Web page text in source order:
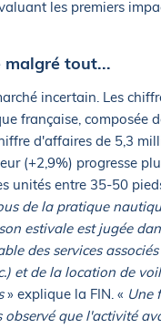
les premiers
malgré tout...
incertain. Les
française, composée
d'affaires de 5,3
(+2,9%) progresse
unités entre 35-50
de la pratique
estivale est jugée
des services
et de la location de
» explique la FIN. « Une
que l'activité